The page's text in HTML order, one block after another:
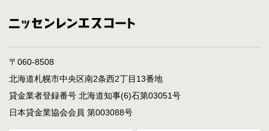
〒060-8508
北海道札幌市中央区南2条西2丁目13番地
貸金業者登録番号 北海道知事(6)石第03051号
日本貸金業協会会員 第003088号